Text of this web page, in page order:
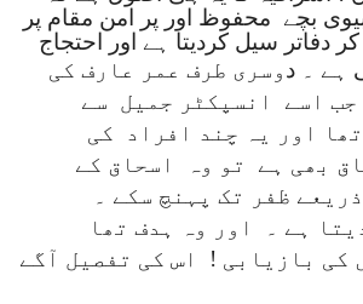
بیوی بچے محفوظ اور پر امن مقام پر
دفاتر سیل کردیتا ہے اور احتجاج
ہے ۔ دوسری طرف عمر عارف کی
اسے
انسپکٹر جمیل
سے
اور یہ چند افراد
کی
بھی ہے تو وہ
اسحاق کے
ظفر تک پہنچ سکے ۔
ہے ۔
اور وہ ہدف تھا
کی بازیابی !
اس کی تفصیل آگے